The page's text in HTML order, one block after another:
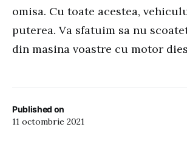
Published on
11 octombrie 2021
omisa. Cu toate acestea,
puterea. Va sfatuim sa nu
din masina voastre cu motor